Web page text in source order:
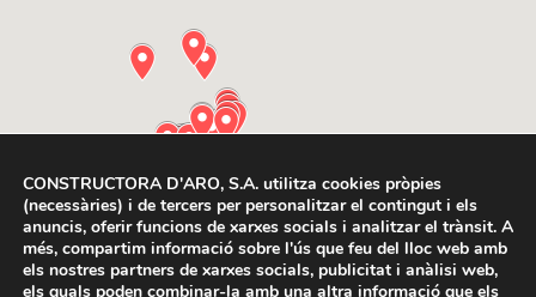
CONSTRUCTORA D'ARO, S.A. utilitza cookies pròpies
(necessàries) i de tercers per personalitzar el contingut i els
anuncis, oferir funcions de xarxes socials i analitzar el trànsit. A
més, compartim informació sobre l'ús que feu del lloc web amb
els nostres partners de xarxes socials, publicitat i anàlisi web,
els quals poden combinar-la amb una altra informació que els